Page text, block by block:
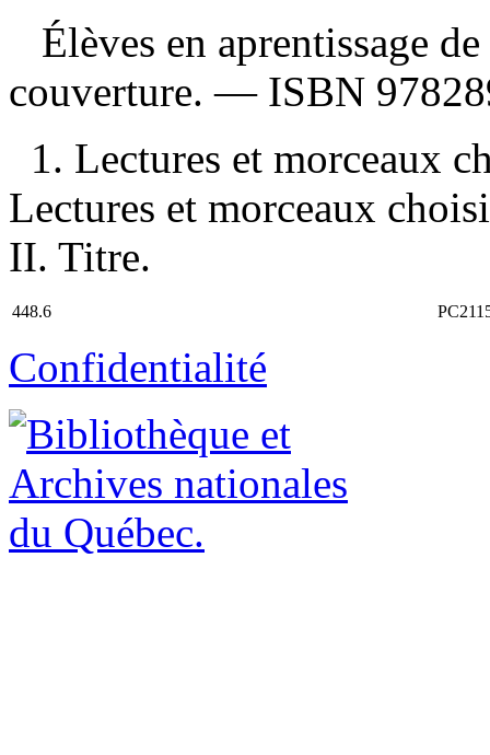
Élèves en aprentissage
couverture. — ISBN
1. Lectures et morceaux
Lectures et morceaux
II. Titre.
448.6
Confidentialité